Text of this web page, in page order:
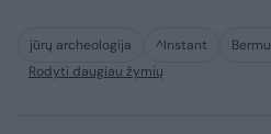
jūrų archeologija ^Instant
Rodyti daugiau žymių